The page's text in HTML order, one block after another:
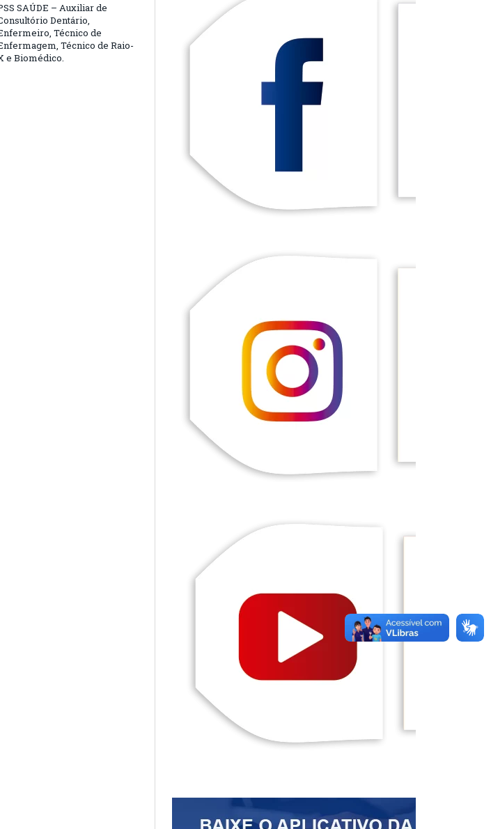
SAÚDE – Auxiliar de
Dentário,
Técnico de
Técnico de Raio-
e Biomédico.